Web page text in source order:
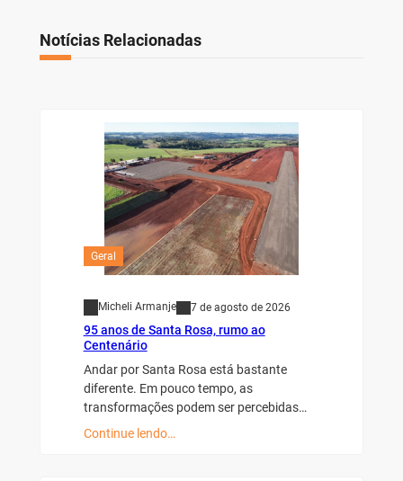
Notícias Relacionadas
Geral
Micheli Armanje 7 de agosto de 2026
95 anos de Santa Rosa, rumo ao
Centenário
Andar por Santa Rosa está bastante
diferente. Em pouco tempo, as
transformações podem ser percebidas…
Continue lendo…